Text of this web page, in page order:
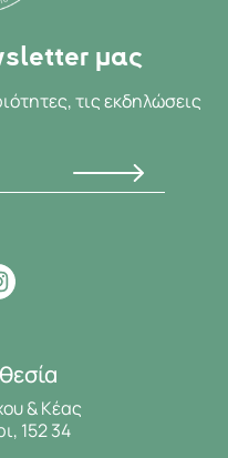
μας
τις εκδηλώσεις
& Κέας
152 34